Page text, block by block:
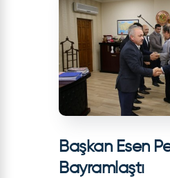
Başkan Esen
Bayramlaştı